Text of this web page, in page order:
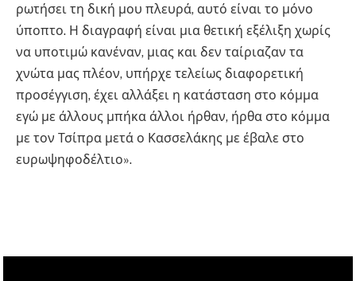
ρωτήσει τη δική μου πλευρά, αυτό είναι το μόνο
ύποπτο. Η διαγραφή είναι μια θετική εξέλιξη χωρίς
να υποτιμώ κανέναν, μιας και δεν ταίριαζαν τα
χνώτα μας πλέον, υπήρχε τελείως διαφορετική
προσέγγιση, έχει αλλάξει η κατάσταση στο κόμμα
εγώ με άλλους μπήκα άλλοι ήρθαν, ήρθα στο κόμμα
με τον Τσίπρα μετά ο Κασσελάκης με έβαλε στο
ευρωψηφοδέλτιο».